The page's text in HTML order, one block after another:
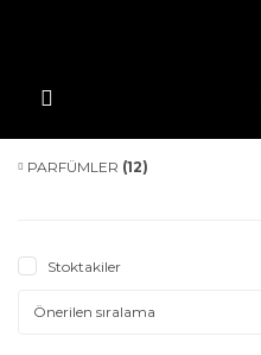
PARFÜMLER (12)
Stoktakiler